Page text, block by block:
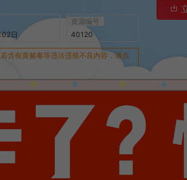
日
资源编号
40120
含有黄赌毒等违法违规不良内容，请点